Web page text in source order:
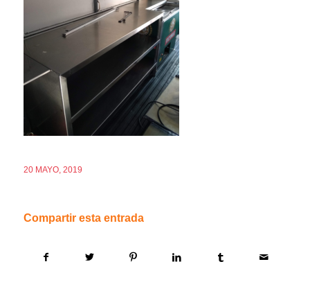
20 MAYO, 2019
Compartir esta entrada